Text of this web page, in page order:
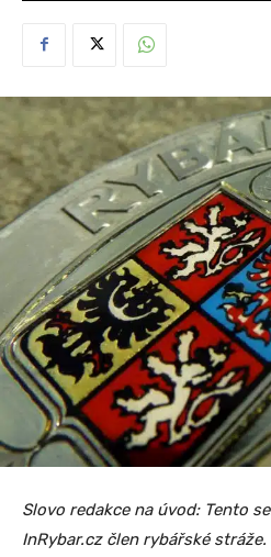
Slovo redakce na úvod: Tento
InRybar.cz člen rybářské